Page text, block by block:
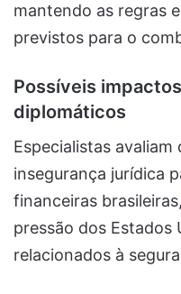
mantendo as regras
previstos para o
Possíveis
diplomáticos
Especialistas
insegurança jurídica
financeiras
pressão dos Estados
relacionados à